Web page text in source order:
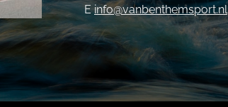
Einfo@vanbenthemsport.nl